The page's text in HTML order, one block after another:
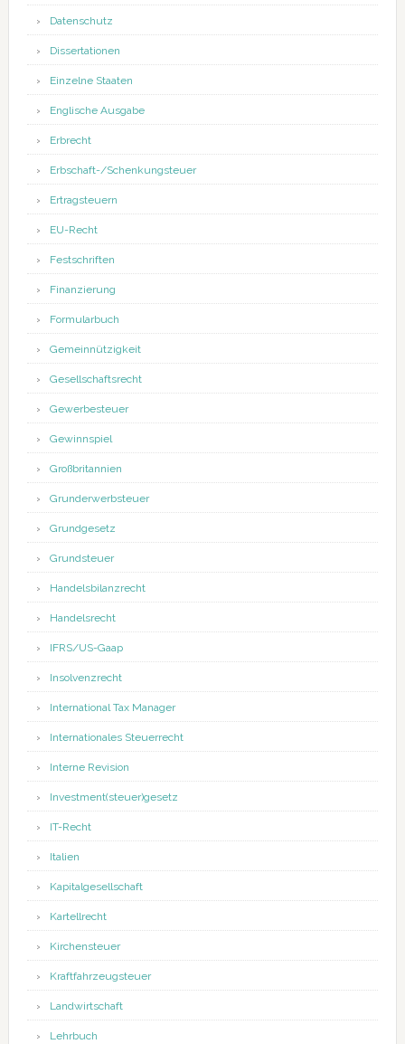
Datenschutz
Dissertationen
Einzelne Staaten
Englische Ausgabe
Erbrecht
Erbschaft-/Schenkungsteuer
Ertragsteuern
EU-Recht
Festschriften
Finanzierung
Formularbuch
Gemeinnützigkeit
Gesellschaftsrecht
Gewerbesteuer
Gewinnspiel
Großbritannien
Grunderwerbsteuer
Grundgesetz
Grundsteuer
Handelsbilanzrecht
Handelsrecht
IFRS/US-Gaap
Insolvenzrecht
International Tax Manager
Internationales Steuerrecht
Interne Revision
Investment(steuer)gesetz
IT-Recht
Italien
Kapitalgesellschaft
Kartellrecht
Kirchensteuer
Kraftfahrzeugsteuer
Landwirtschaft
Lehrbuch